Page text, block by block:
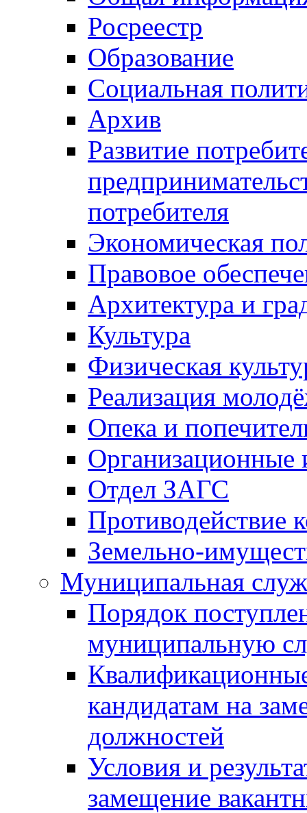
Росреестр
Образование
Социальная
Архив
Развитие
потребителя
Экономическая
Правовое
Архитектура и
Культура
Физическая
Реализация
Опека и
Отдел ЗАГС
Противодействие
Земельно-
Муниципальная
Порядок
муниципальную
кандидатам на
должностей
Условия и
замещение